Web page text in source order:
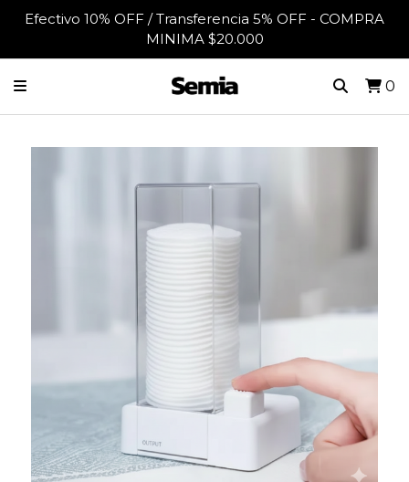
Efectivo 10% OFF / Transferencia 5% OFF - COMPRA
MINIMA $20.000
0